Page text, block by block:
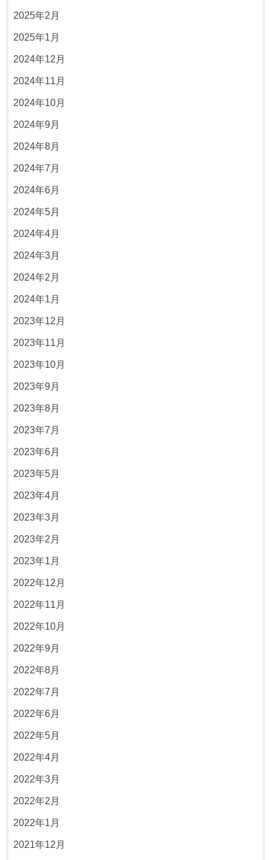
2025年2月
2025年1月
2024年12月
2024年11月
2024年10月
2024年9月
2024年8月
2024年7月
2024年6月
2024年5月
2024年4月
2024年3月
2024年2月
2024年1月
2023年12月
2023年11月
2023年10月
2023年9月
2023年8月
2023年7月
2023年6月
2023年5月
2023年4月
2023年3月
2023年2月
2023年1月
2022年12月
2022年11月
2022年10月
2022年9月
2022年8月
2022年7月
2022年6月
2022年5月
2022年4月
2022年3月
2022年2月
2022年1月
2021年12月